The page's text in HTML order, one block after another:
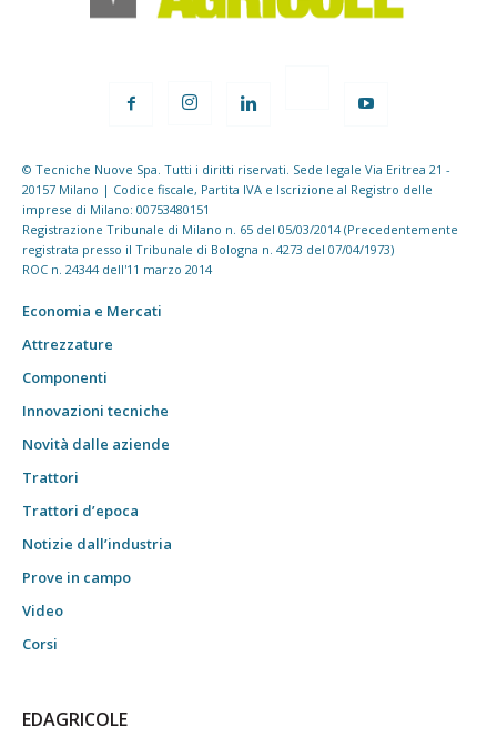
© Tecniche Nuove Spa. Tutti i diritti riservati. Sede legale Via Eritrea 21 -
20157 Milano | Codice fiscale, Partita IVA e Iscrizione al Registro delle
imprese di Milano: 00753480151
Registrazione Tribunale di Milano n. 65 del 05/03/2014 (Precedentemente
registrata presso il Tribunale di Bologna n. 4273 del 07/04/1973)
ROC n. 24344 dell'11 marzo 2014
Economia e Mercati
Attrezzature
Componenti
Innovazioni tecniche
Novità dalle aziende
Trattori
Trattori d’epoca
Notizie dall’industria
Prove in campo
Video
Corsi
EDAGRICOLE